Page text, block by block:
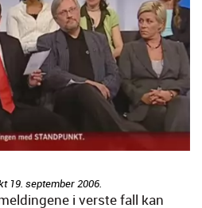
19. sep­tem­ber 2006.
i ver­ste fall kan